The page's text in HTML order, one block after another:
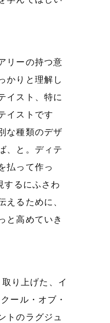
リーの持つ意
かりと理解し
イスト、特に
イストです
な種類のデザ
、と。ディテ
払って作っ
するにふさわ
えるために、
と高めていき
り上げた、イ
ール・オブ・
トのラグジュ